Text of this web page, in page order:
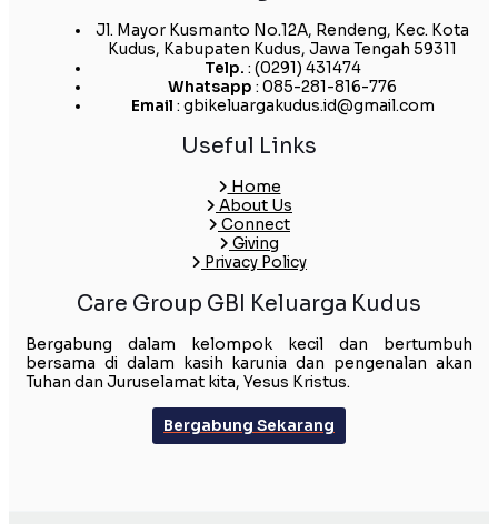
Jl. Mayor Kusmanto No.12A, Rendeng, Kec. Kota
Kudus, Kabupaten Kudus, Jawa Tengah 59311
Telp. : (0291) 431474
Whatsapp : 085-281-816-776
Email : gbikeluargakudus.id@gmail.com
Useful Links
Home
About Us
Connect
Giving
Privacy Policy
Care Group GBI Keluarga Kudus
Bergabung dalam kelompok kecil dan bertumbuh
bersama di dalam kasih karunia dan pengenalan akan
Tuhan dan Juruselamat kita, Yesus Kristus.
Bergabung Sekarang